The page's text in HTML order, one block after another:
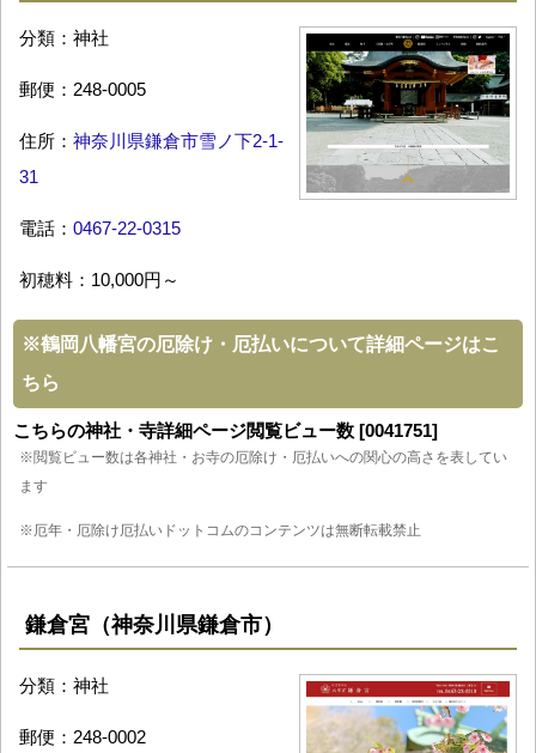
分類：神社
郵便：248-0005
住所： 神奈川県鎌倉市雪ノ下2-1-
31
電話： 0467-22-0315
初穂料：10,000円～
※鶴岡八幡宮の厄除け・厄払いについて詳細ページはこ
ちら
こちらの神社・寺詳細ページ閲覧ビュー数 [0041751]
※閲覧ビュー数は各神社・お寺の厄除け・厄払いへの関心の高さを表してい
ます
※厄年・厄除け厄払いドットコムのコンテンツは無断転載禁止
鎌倉宮（神奈川県鎌倉市）
分類：神社
郵便：248-0002